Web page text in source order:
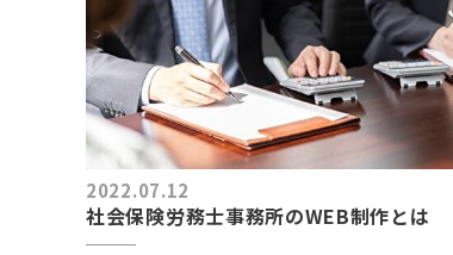
2022.07.12
社会保険労務士事務所のWEB制作とは